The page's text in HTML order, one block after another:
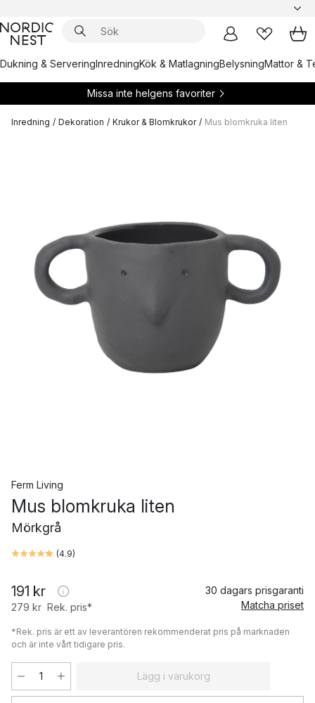
Dukning & ServeringInredningKök & MatlagningBelysningMattor &
Missa inte helgens favoriter
Inredning / Dekoration / Krukor & Blomkrukor / Mus blomkruka liten
Ferm Living
Mus blomkruka liten
Mörkgrå
(4.9)
191 kr
279 kr Rek. pris*
30 dagars prisgaranti
Matcha priset
*Rek. pris är ett av leverantören rekommenderat pris på marknaden
och är inte vårt tidigare pris.
Lägg i varukorg